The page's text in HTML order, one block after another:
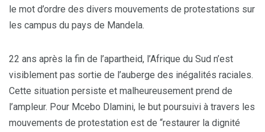
le mot d’ordre des divers mouvements de protestations sur
les campus du pays de Mandela.
22 ans après la fin de l’apartheid, l’Afrique du Sud n’est
visiblement pas sortie de l’auberge des inégalités raciales.
Cette situation persiste et malheureusement prend de
l’ampleur. Pour Mcebo Dlamini, le but poursuivi à travers les
mouvements de protestation est de “restaurer la dignité